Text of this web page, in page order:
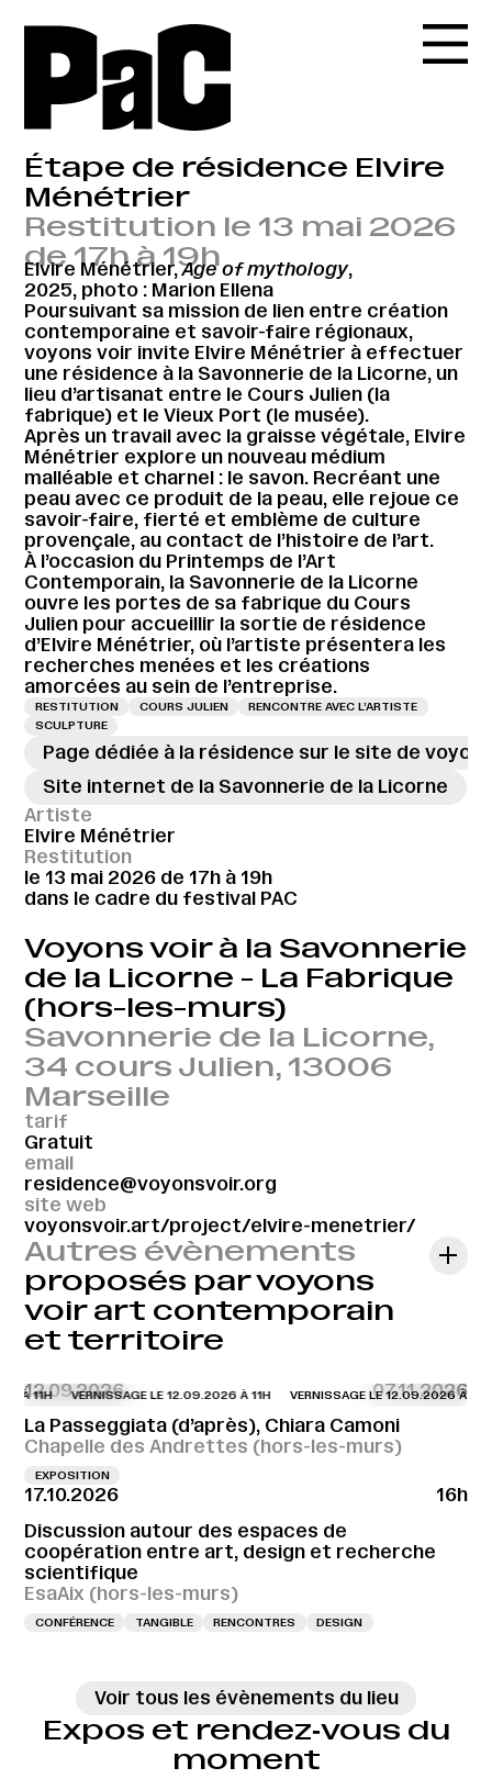
Étape de résidence Elvire
Ménétrier
Restitution le 13 mai 2026
de 17h à 19h
Elvire Ménétrier,Age of mythology,
2025, photo : Marion Ellena
Poursuivant sa mission de lien entre création
contemporaine et savoir-faire régionaux,
voyons voir invite Elvire Ménétrier à effectuer
une résidence à la Savonnerie de la Licorne, un
lieu d’artisanat entre le Cours Julien (la
fabrique) et le Vieux Port (le musée).
Après un travail avec la graisse végétale, Elvire
Ménétrier explore un nouveau médium
malléable et charnel : le savon. Recréant une
peau avec ce produit de la peau, elle rejoue ce
savoir-faire, fierté et emblème de culture
provençale, au contact de l’histoire de l’art.
À l’occasion du Printemps de l’Art
Contemporain, la Savonnerie de la Licorne
ouvre les portes de sa fabrique du Cours
Julien pour accueillir la sortie de résidence
d’Elvire Ménétrier, où l’artiste présentera les
recherches menées et les créations
amorcées au sein de l’entreprise.
RESTITUTION COURS JULIEN
RENCONTRE AVEC L’ARTISTE
SCULPTURE
Page dédiée à la résidence sur le site de
Site internet de la Savonnerie de la Licorne
Artiste
Elvire Ménétrier
Restitution
le 13 mai 2026 de 17h à 19h
dans le cadre du festival PAC
Voyons voir à la Savonnerie
de la Licorne - La Fabrique
(hors-les-murs)
Savonnerie de la Licorne,
34 cours Julien, 13006
Marseille
tarif
Gratuit
email
residence@voyonsvoir.org
site web
voyonsvoir.art/project/elvire-menetrier/
Autres évènements
proposés par voyons
voir art contemporain
et territoire
12.09.2026 07.11.2026
À 11H VERNISSAGE LE 12.09.2026 À 11H VERNISSAGE LE 12.09.2026 À 11H
La Passeggiata (d’après), Chiara Camoni
Chapelle des Andrettes (hors-les-murs)
EXPOSITION
17.10.2026
16h
Discussion autour des espaces de
coopération entre art, design et recherche
scientifique
EsaAix (hors-les-murs)
CONFÉRENCE TANGIBLE RENCONTRES DESIGN
Voir tous les évènements du lieu
Expos et rendez‑vous du
moment